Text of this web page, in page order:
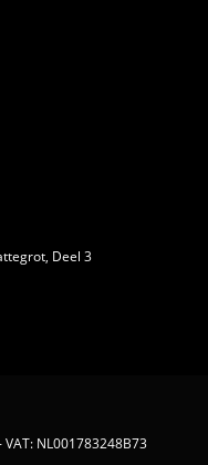
Deel 3
NL001783248B73